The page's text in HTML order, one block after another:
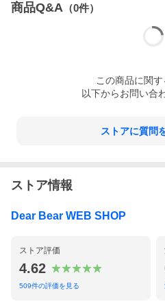
商品Q&A （0件）
この商品に関す
以下からお問い合
ストアに質問
ストア情報
Dear Bear WEB SHOP
ストア評価
4.62
509件の評価を見る